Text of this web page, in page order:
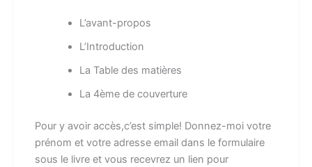
L’avant-propos
L’Introduction
La Table des matières
La 4ème de couverture
Pour y avoir accès,c’est simple! Donnez-moi votre
prénom et votre adresse email dans le formulaire
sous le livre et vous recevrez un lien pour